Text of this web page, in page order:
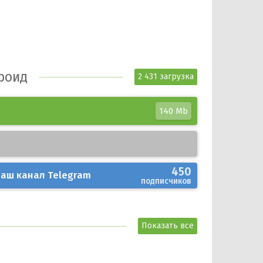
2 431 загрузка
140 Mb
канал Telegram 450
подписчиков
Показать все